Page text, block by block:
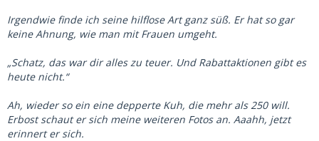
Irgendwie finde ich seine hilflose Art ganz süß. Er hat so gar
keine Ahnung, wie man mit Frauen umgeht.
„Schatz, das war dir alles zu teuer. Und Rabattaktionen gibt es
heute nicht.“
Ah, wieder so ein eine depperte Kuh, die mehr als 250 will.
Erbost schaut er sich meine weiteren Fotos an. Aaahh, jetzt
erinnert er sich.